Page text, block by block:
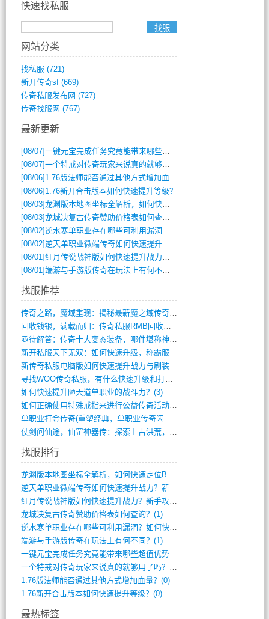
快速找私服
网站分类
找私服 (721)
新开传奇sf(669)
传奇私服发布网 (727)
传奇找服网 (767)
最新更新
[08/07]一键元宝完成任务究竟能带来哪些超值优势？
[08/07]一个特戒对传奇玩家来说真的就够用了吗？
[08/06] 1.76版法师能否通过其他方式增加血量？
[08/06] 1.76新开合击版本如何快速提升等级？
[08/03]龙渊版本地图坐标全解析，如何快速定位BOSS位置？
[08/03]龙城决复古传奇赞助价格表如何查询？
[08/02]逆水寒单职业存在哪些可利用漏洞？如何快速提升战力？
[08/02]逆天单职业微端传奇如何快速提升战力？新手必看攻略
[08/01]红月传说战神版如何快速提升战力？新手攻略全解析？
[08/01]端游与手游版传奇在玩法上有何不同？
找服推荐
传奇之路，魔域重现：揭秘最新魔之域传奇攻(712)
回收钱银，满载而归：传奇私服RMB回收装(548)
亟待解答：传奇十大变态装备，哪件堪称神器(347)
新开私服天下无双：如何快速升级，称霸服务(681)
新传奇私服电脑版如何快速提升战力与刷装备(835)
寻找WOO传奇私服，有什么快速升级和打宝(864)
如何快速提升陋天道单职业的战斗力？(3)
如何正确使用特殊戒指来进行公益传奇活动？(10)
单职业打金传奇(重塑经典，单职业传奇闪耀(10)
仗剑问仙途，仙罡神器传：探索上古洪荒，揭(813)
找服排行
龙渊版本地图坐标全解析，如何快速定位BO(3)
逆天单职业微端传奇如何快速提升战力？新手(2)
红月传说战神版如何快速提升战力？新手攻略(2)
龙城决复古传奇赞助价格表如何查询？(1)
逆水寒单职业存在哪些可利用漏洞？如何快速(1)
端游与手游版传奇在玩法上有何不同？(1)
一键元宝完成任务究竟能带来哪些超值优势？(0)
一个特戒对传奇玩家来说真的就够用了吗？(0)
1.76版法师能否通过其他方式增加血量？(0)
1.76新开合击版本如何快速提升等级？(0)
最热标签